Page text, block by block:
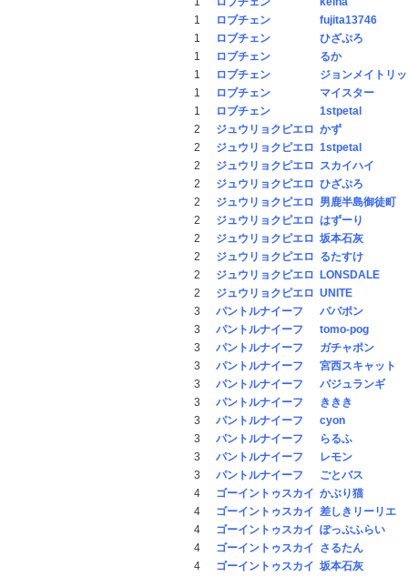
1
ロブチェン
fujita13746
1
ロブチェン
ひざぷろ
1
ロブチェン
るか
1
ロブチェン
ジョンメイトリ
1
ロブチェン
マイスター
1
ロブチェン
1stpetal
2
ジュウリョクピエロ かず
2
ジュウリョクピエロ 1stpetal
2
ジュウリョクピエロ スカイハイ
2
ジュウリョクピエロ ひざぷろ
2
ジュウリョクピエロ 男鹿半島御徒町
2
ジュウリョクピエロ はずーり
2
ジュウリョクピエロ 坂本石灰
2
ジュウリョクピエロ るたすけ
2
ジュウリョクピエロ
LONSDALE
2
ジュウリョクピエロ UNITE
3
パントルナイーフ
パパポン
3
パントルナイーフ
tomo-pog
3
パントルナイーフ
ガチャポン
3
パントルナイーフ
宮西スキャット
3
パントルナイーフ
バジュランギ
3
パントルナイーフ
ききき
3
パントルナイーフ
cyon
3
パントルナイーフ
らるふ
3
パントルナイーフ
レモン
3
パントルナイーフ
ごとバス
4
ゴーイントゥスカイ かぶり猫
4
ゴーイントゥスカイ 差しきリーリエ
4
ゴーイントゥスカイ ぽっぷふらい
4
ゴーイントゥスカイ さるたん
4
ゴーイントゥスカイ 坂本石灰